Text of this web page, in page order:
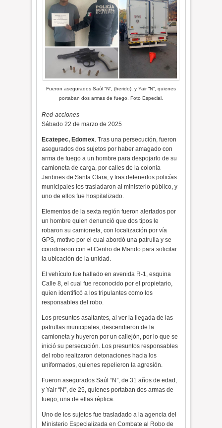
Fueron asegurados Saúl “N”, (herido), y Yair “N”, quienes
portaban dos armas de fuego. Foto Especial.
Red-acciones
Sábado 22 de marzo de 2025
Ecatepec, Edomex. Tras una persecución, fueron
asegurados dos sujetos por haber amagado con
arma de fuego a un hombre para despojarlo de su
camioneta de carga, por calles de la colonia
Jardines de Santa Clara, y tras detenerlos policías
municipales los trasladaron al ministerio público, y
uno de ellos fue hospitalizado.
Elementos de la sexta región fueron alertados por
un hombre quien denunció que dos tipos le
robaron su camioneta, con localización por vía
GPS, motivo por el cual abordó una patrulla y se
coordinaron con el Centro de Mando para solicitar
la ubicación de la unidad.
El vehículo fue hallado en avenida R-1, esquina
Calle 8, el cual fue reconocido por el propietario,
quien identificó a los tripulantes como los
responsables del robo.
Los presuntos asaltantes, al ver la llegada de las
patrullas municipales, descendieron de la
camioneta y huyeron por un callejón, por lo que se
inició su persecución. Los presuntos responsables
del robo realizaron detonaciones hacia los
uniformados, quienes repelieron la agresión.
Fueron asegurados Saúl “N”, de 31 años de edad,
y Yair “N”, de 25, quienes portaban dos armas de
fuego, una de ellas réplica.
Uno de los sujetos fue trasladado a la agencia del
Ministerio Especializada en Combate al Robo de